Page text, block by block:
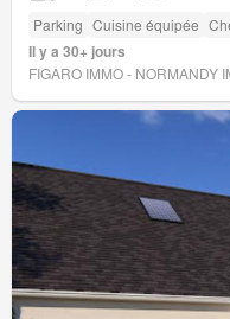
Parking Cuisine équipée
Il y a 30+ jours
FIGARO IMMO - NORMANDY